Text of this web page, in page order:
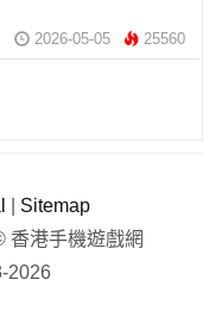
2026-05-05 25560
Sitemap
香港手機遊戲網
2026